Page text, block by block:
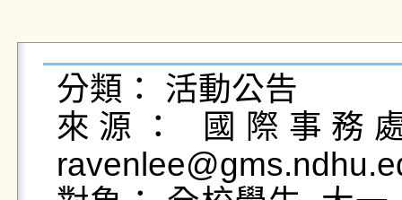
分類： 活動公告
來源： 國際事務